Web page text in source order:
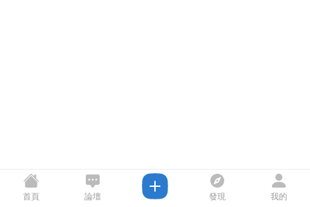
首頁 論壇 發現 我的